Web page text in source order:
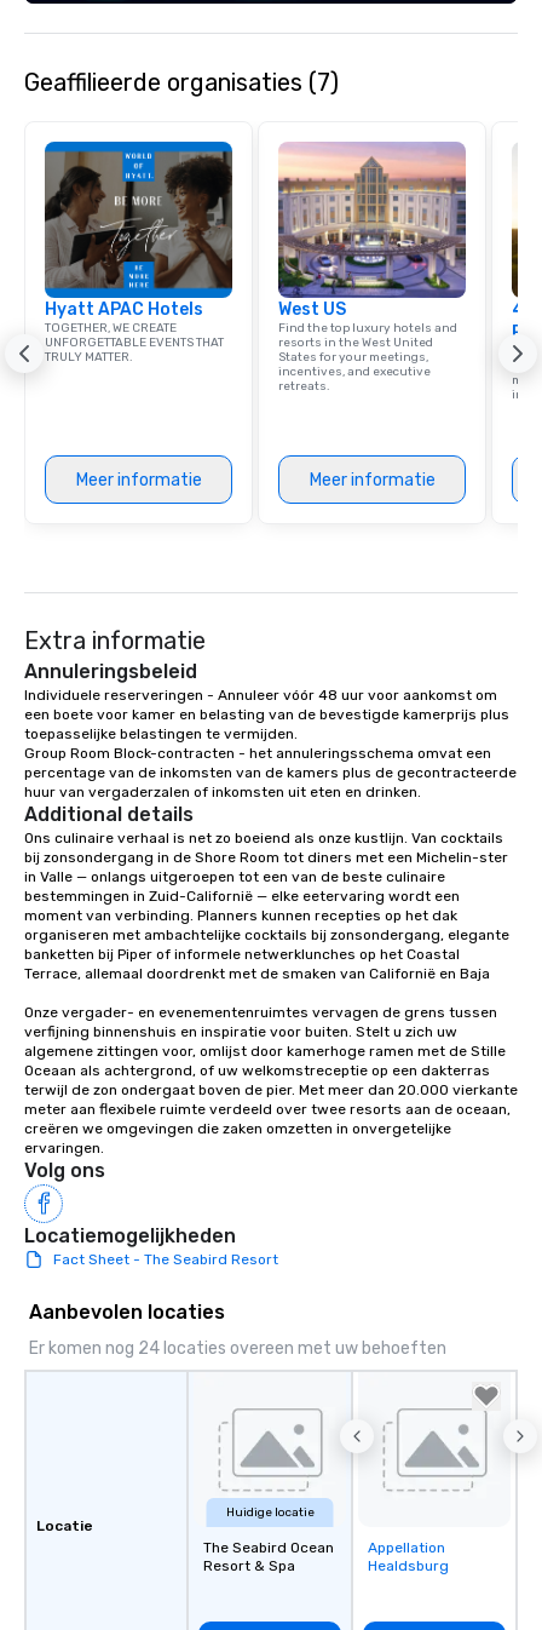
Geaffilieerde organisaties (7)
Hyatt APAC Hotels
TOGETHER, WE CREATE
UNFORGETTABLE EVENTS THAT
TRULY MATTER.
Meer informatie
West US
Find the top luxury hotels and
resorts in the West United
States for your meetings,
incentives, and executive
retreats.
Meer informatie
4
Extra informatie
Annuleringsbeleid
Individuele reserveringen - Annuleer vóór 48 uur voor aankomst om
een boete voor kamer en belasting van de bevestigde kamerprijs plus
toepasselijke belastingen te vermijden.
Group Room Block-contracten - het annuleringsschema omvat een
percentage van de inkomsten van de kamers plus de gecontracteerde
huur van vergaderzalen of inkomsten uit eten en drinken.
Additional details
Ons culinaire verhaal is net zo boeiend als onze kustlijn. Van cocktails
bij zonsondergang in de Shore Room tot diners met een Michelin-ster
in Valle — onlangs uitgeroepen tot een van de beste culinaire
bestemmingen in Zuid-Californië — elke eetervaring wordt een
moment van verbinding. Planners kunnen recepties op het dak
organiseren met ambachtelijke cocktails bij zonsondergang, elegante
banketten bij Piper of informele netwerklunches op het Coastal
Terrace, allemaal doordrenkt met de smaken van Californië en Baja
Onze vergader- en evenementenruimtes vervagen de grens tussen
verfijning binnenshuis en inspiratie voor buiten. Stelt u zich uw
algemene zittingen voor, omlijst door kamerhoge ramen met de Stille
Oceaan als achtergrond, of uw welkomstreceptie op een dakterras
terwijl de zon ondergaat boven de pier. Met meer dan 20.000 vierkante
meter aan flexibele ruimte verdeeld over twee resorts aan de oceaan,
creëren we omgevingen die zaken omzetten in onvergetelijke
ervaringen.
Volg ons
Locatiemogelijkheden
Fact Sheet - The Seabird Resort
Aanbevolen locaties
Er komen nog 24 locaties overeen met uw behoeften
Locatie
Huidige locatie
The Seabird Ocean
Resort & Spa
Removed from
favorites
Appellation
Healdsburg